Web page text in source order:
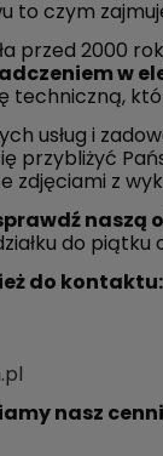
to czym
przed 2000
w
techniczną,
usług i
przybliżyć
zdjęciami z
naszą
do piątku
do kontaktu:
nasz